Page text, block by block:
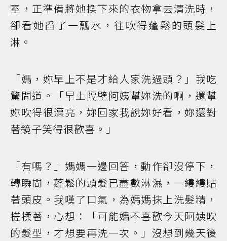
室，正準備將她換下來的衣物拿去清洗時，
卻看她舀了一瓢水，往吹得蓬鬆的頭髮上
淋。
「媽，妳早上不是才給人家洗過頭？」我吃
驚問道。「早上隔壁阿姨幫妳洗的啊，還幫
妳吹得很漂亮，妳回家我說妳好看，妳還對
著鏡子笑得很歡喜。」
「有嗎？」媽媽一邊回答，動作卻沒停下，
轉瞬間，蓬鬆的頭髮已盡數淋濕，一縷縷貼
著頭皮。我嘆了口氣，為媽媽抹上洗髮精，
搓揉著，心想：「可能媽不喜歡今天阿姨吹
的髮型，才想要再洗一次。」沒想到幾天後